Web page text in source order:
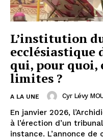
L’institution
ecclésiastique
qui, pour quoi,
limites ?
A LA UNE Cyr Lévy
En janvier 2026,
à l’érection d’un
instance. L’annonce